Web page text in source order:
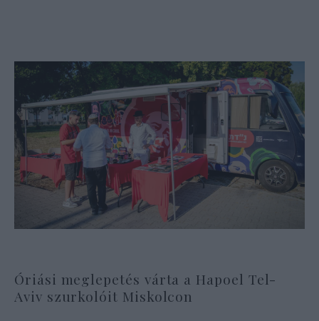
Óriási meglepetés várta a Hapoel Tel-
Aviv szurkolóit Miskolcon